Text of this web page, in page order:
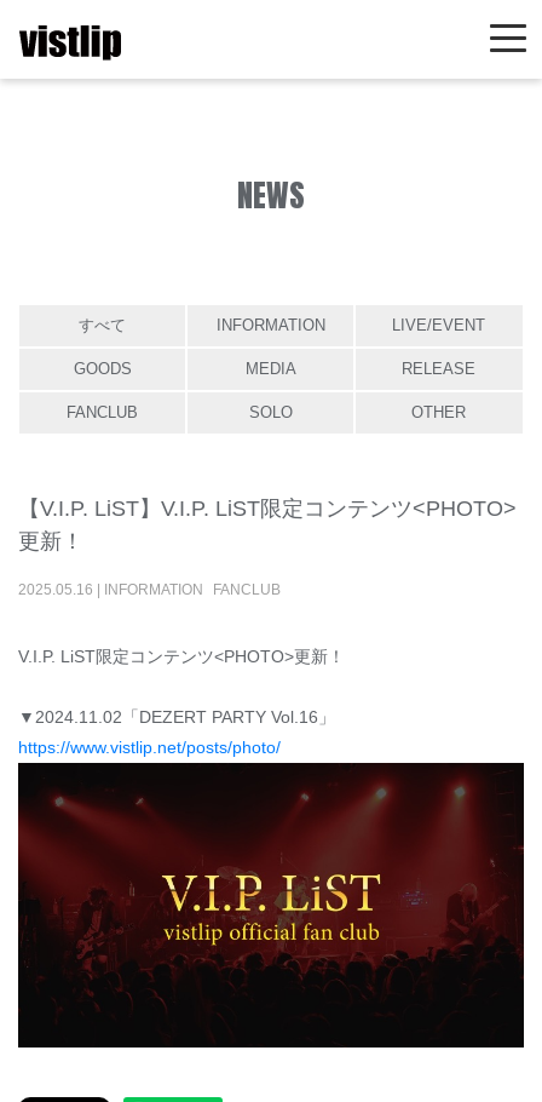
NEWS
すべて INFORMATION LIVE/EVENT
GOODS MEDIA RELEASE
FANCLUB SOLO OTHER
【V.I.P. LiST】V.I.P. LiST限定コンテンツ<PHOTO>
更新！
2025.05.16 INFORMATION FANCLUB
V.I.P. LiST限定コンテンツ<PHOTO>更新！
▼2024.11.02「DEZERT PARTY Vol.16」
https://www.vistlip.net/posts/photo/